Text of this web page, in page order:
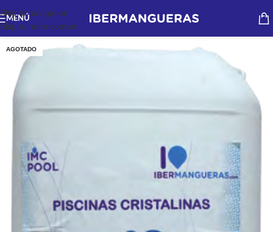
Skip to navigation
Skip to main content
MENÚ
AGOTADO